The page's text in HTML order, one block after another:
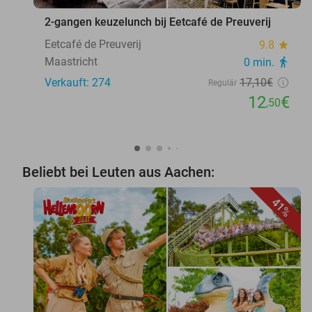
2-gangen keuzelunch bij Eetcafé de Preuverij
Eetcafé de Preuverij
9.8 star
Maastricht 0 min. directions_walk
Verkauft: 274 Regulär 17,10€
12,50€
Beliebt bei Leuten aus Aachen:
41%